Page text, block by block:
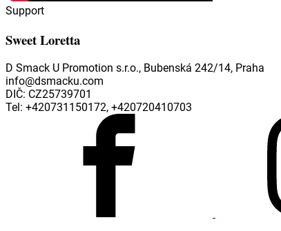
Support
Sweet Loretta
D Smack U Promotion s.r.o., Bubenská 242/14, Praha
info@dsmacku.com
DIČ: CZ25739701
Tel: +420731150172, +420720410703